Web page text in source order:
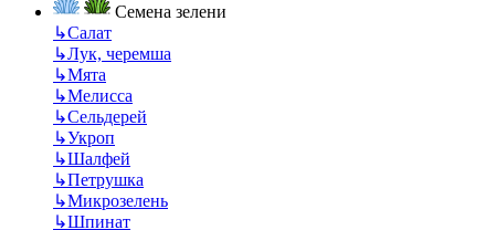
Семена зелени
↳Салат
↳Лук, черемша
↳Мята
↳Мелисса
↳Сельдерей
↳Укроп
↳Шалфей
↳Петрушка
↳Микрозелень
↳Шпинат